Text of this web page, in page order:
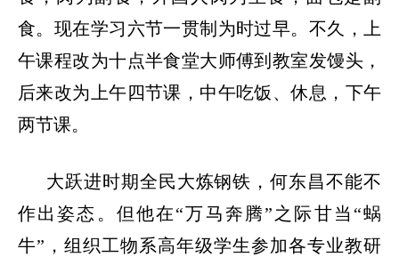
食。现在学习六节一贯制为时过早。不久，上
午课程改为十点半食堂大师傅到教室发馒头，
后来改为上午四节课，中午吃饭、休息，下午
两节课。
大跃进时期全民大炼钢铁，何东昌不能不
作出姿态。但他在“万马奔腾” 之际甘当 “蜗
牛” ，组织工物系高年级学生参加各专业教研